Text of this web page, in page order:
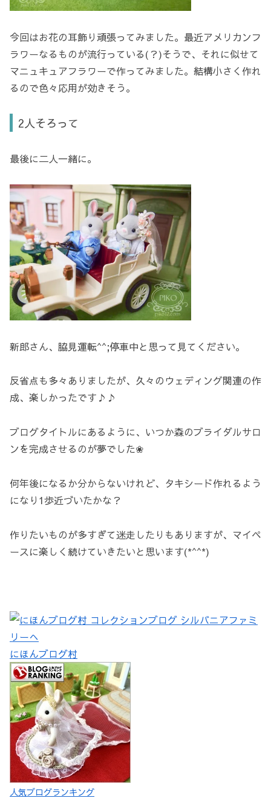
今回はお花の耳飾り頑張ってみました。最近アメリカンフ
ラワーなるものが流行っている(？)そうで、それに似せて
マニュキュアフラワーで作ってみました。結構小さく作れ
るので色々応用が効きそう。
2人そろって
最後に二人一緒に。
新郎さん、脇見運転^^;停車中と思って見てください。
反省点も多々ありましたが、久々のウェディング関連の作
成、楽しかったです♪♪
ブログタイトルにあるように、いつか森のブライダルサロ
ンを完成させるのが夢でした❀
何年後になるか分からないけれど、タキシード作れるよう
になり1歩近づいたかな？
作りたいものが多すぎて迷走したりもありますが、マイペ
ースに楽しく続けていきたいと思います(*^^*)
にほんブログ村
人気ブログランキング